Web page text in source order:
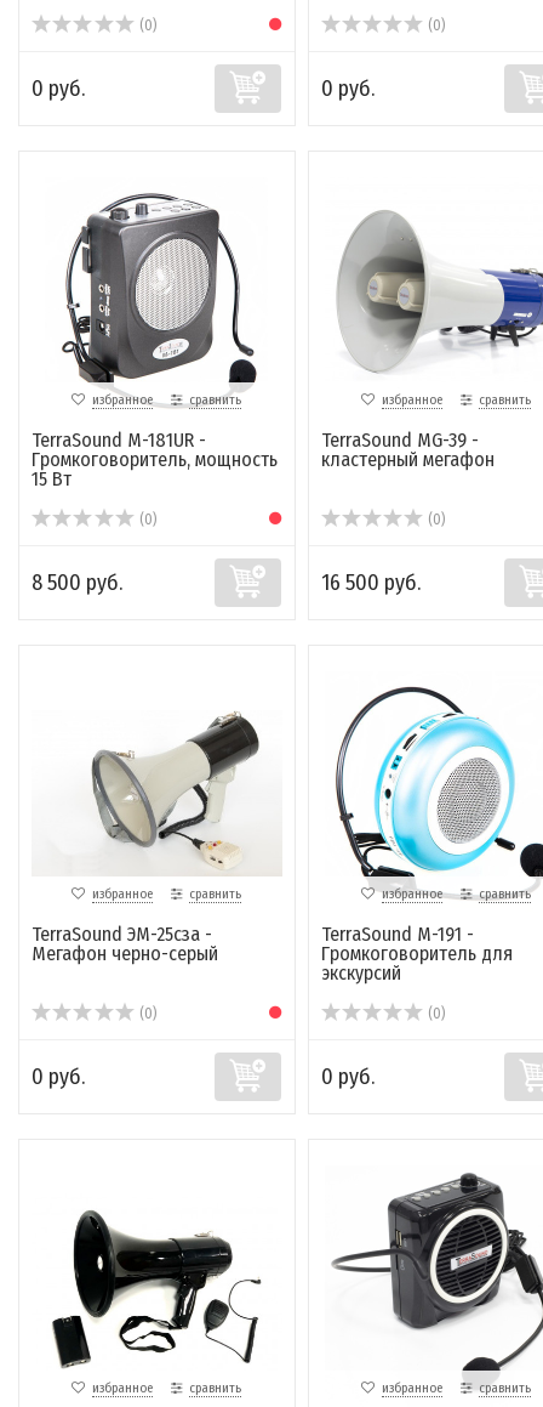
(0)
0 руб.
(0)
0 руб.
избранное сравнить
TerraSound M-181UR -
Громкоговоритель, мощность
15 Вт
(0)
8 500 руб.
избранное сравнить
TerraSound MG-39 -
кластерный мегафон
(0)
16 500 руб.
избранное сравнить
TerraSound ЭМ-25сза -
Мегафон черно-серый
(0)
0 руб.
избранное сравнить
TerraSound M-191 -
Громкоговоритель для
экскурсий
(0)
0 руб.
избранное сравнить избранное сравнить